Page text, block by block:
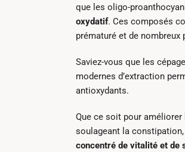
que les oligo-
oxydatif. Ces composés
prématuré et de nombreux
Saviez-vous que les
modernes d’extraction
antioxydants.
Que ce soit pour
soulageant la
concentré de vitalité et de